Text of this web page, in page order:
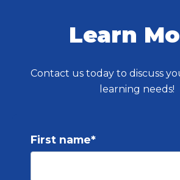
Learn
Contact us today to discuss
learning needs!
First name*